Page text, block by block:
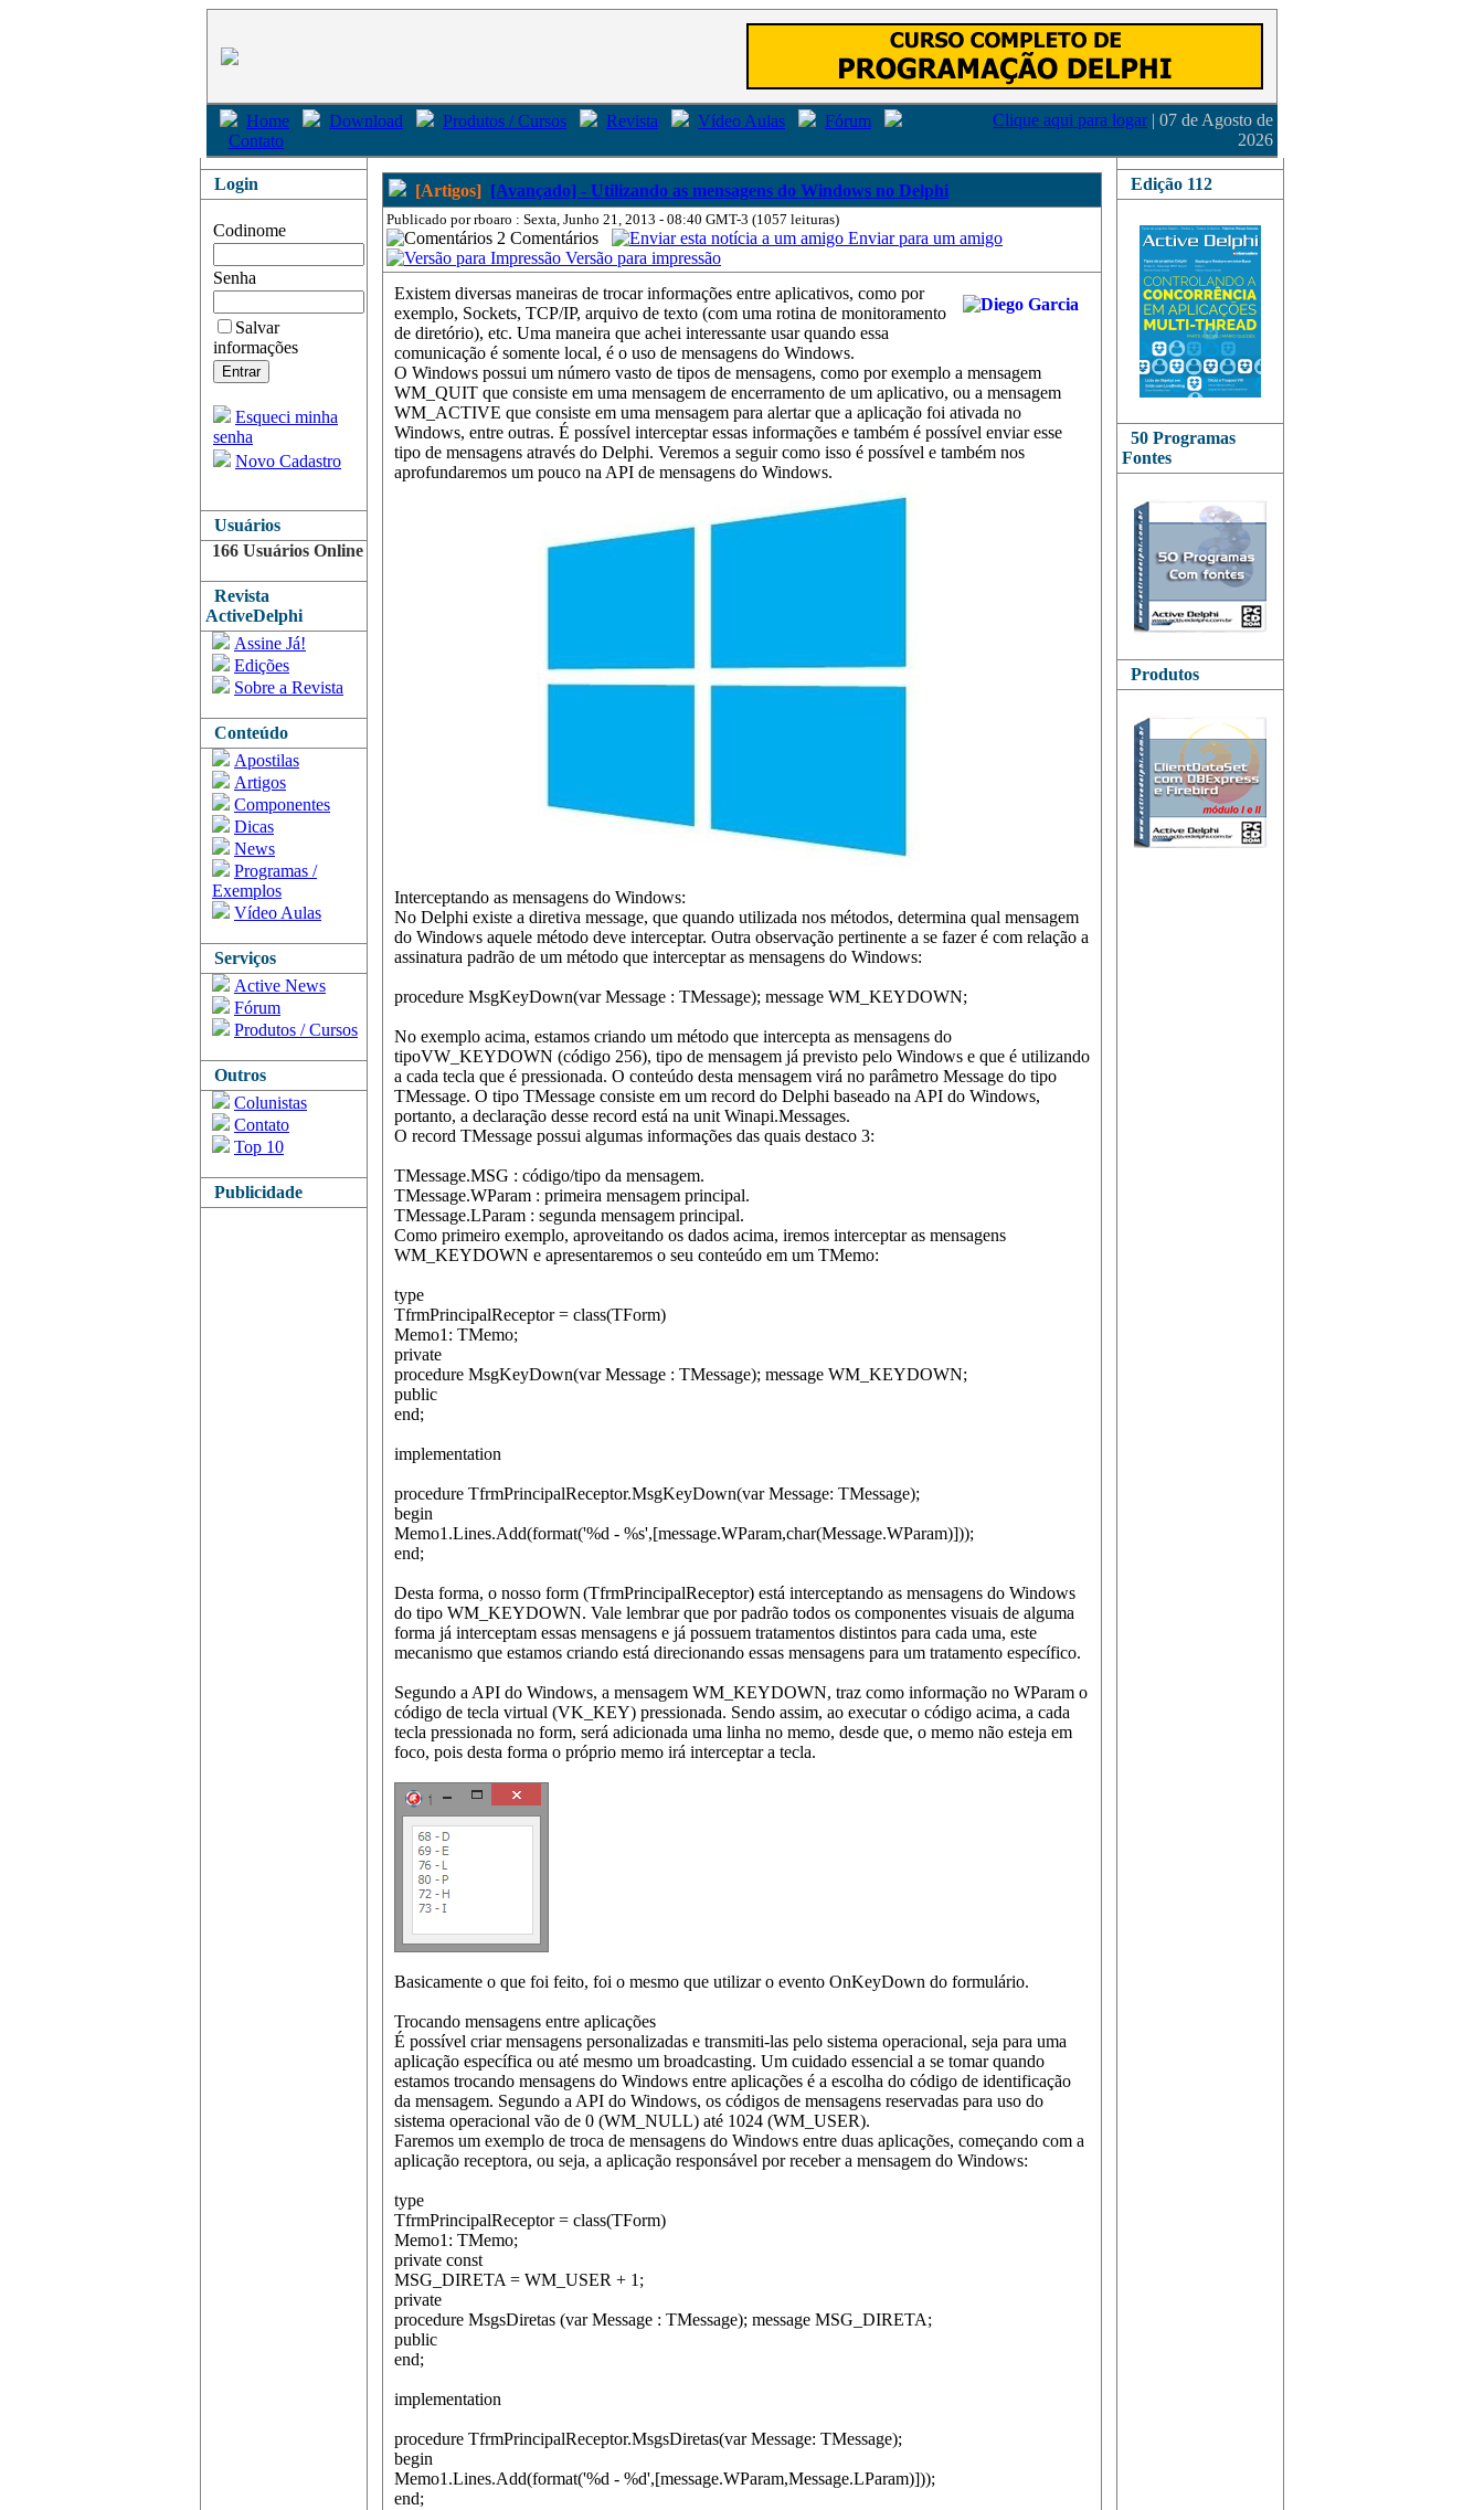
Home Download Produtos / Cursos Revista Vídeo Aulas
Fórum
Contato
Clique aqui para logar | 07 de Agosto de
2026
Login
Codinome
Senha
Salvar
informações
Esqueci minha
senha
Novo Cadastro
Usuários
166 Usuários Online
Revista
ActiveDelphi
Assine Já!
Edições
Sobre a Revista
Conteúdo
Apostilas
Artigos
Componentes
Dicas
News
Programas /
Exemplos
Vídeo Aulas
Serviços
Active News
Fórum
Produtos / Cursos
Outros
Colunistas
Contato
Top 10
Publicidade
[Artigos] [Avançado] - Utilizando as mensagens do Windows no Delphi
Publicado por rboaro : Sexta, Junho 21, 2013 - 08:40 GMT-3 (1057 leituras)
2 Comentários
Enviar para um amigo
Versão para impressão
Existem diversas maneiras de trocar informações entre aplicativos, como por
exemplo, Sockets, TCP/IP, arquivo de texto (com uma rotina de monitoramento
de diretório), etc. Uma maneira que achei interessante usar quando essa
comunicação é somente local, é o uso de mensagens do Windows.
O Windows possui um número vasto de tipos de mensagens, como por exemplo a mensagem
WM_QUIT que consiste em uma mensagem de encerramento de um aplicativo, ou a mensagem
WM_ACTIVE que consiste em uma mensagem para alertar que a aplicação foi ativada no
Windows, entre outras. É possível interceptar essas informações e também é possível enviar esse
tipo de mensagens através do Delphi. Veremos a seguir como isso é possível e também nos
aprofundaremos um pouco na API de mensagens do Windows.
Interceptando as mensagens do Windows:
No Delphi existe a diretiva message, que quando utilizada nos métodos, determina qual mensagem
do Windows aquele método deve interceptar. Outra observação pertinente a se fazer é com relação a
assinatura padrão de um método que interceptar as mensagens do Windows:
procedure MsgKeyDown(var Message : TMessage); message WM_KEYDOWN;
No exemplo acima, estamos criando um método que intercepta as mensagens do
tipoVW_KEYDOWN (código 256), tipo de mensagem já previsto pelo Windows e que é utilizando
a cada tecla que é pressionada. O conteúdo desta mensagem virá no parâmetro Message do tipo
TMessage. O tipo TMessage consiste em um record do Delphi baseado na API do Windows,
portanto, a declaração desse record está na unit Winapi.Messages.
O record TMessage possui algumas informações das quais destaco 3:
TMessage.MSG : código/tipo da mensagem.
TMessage.WParam : primeira mensagem principal.
TMessage.LParam : segunda mensagem principal.
Como primeiro exemplo, aproveitando os dados acima, iremos interceptar as mensagens
WM_KEYDOWN e apresentaremos o seu conteúdo em um TMemo:
type
TfrmPrincipalReceptor = class(TForm)
Memo1: TMemo;
private
procedure MsgKeyDown(var Message : TMessage); message WM_KEYDOWN;
public
end;
implementation
procedure TfrmPrincipalReceptor.MsgKeyDown(var Message: TMessage);
begin
Memo1.Lines.Add(format('%d - %s',[message.WParam,char(Message.WParam)]));
end;
Desta forma, o nosso form (TfrmPrincipalReceptor) está interceptando as mensagens do Windows
do tipo WM_KEYDOWN. Vale lembrar que por padrão todos os componentes visuais de alguma
forma já interceptam essas mensagens e já possuem tratamentos distintos para cada uma, este
mecanismo que estamos criando está direcionando essas mensagens para um tratamento específico.
Segundo a API do Windows, a mensagem WM_KEYDOWN, traz como informação no WParam o
código de tecla virtual (VK_KEY) pressionada. Sendo assim, ao executar o código acima, a cada
tecla pressionada no form, será adicionada uma linha no memo, desde que, o memo não esteja em
foco, pois desta forma o próprio memo irá interceptar a tecla.
Basicamente o que foi feito, foi o mesmo que utilizar o evento OnKeyDown do formulário.
Trocando mensagens entre aplicações
É possível criar mensagens personalizadas e transmiti-las pelo sistema operacional, seja para uma
aplicação específica ou até mesmo um broadcasting. Um cuidado essencial a se tomar quando
estamos trocando mensagens do Windows entre aplicações é a escolha do código de identificação
da mensagem. Segundo a API do Windows, os códigos de mensagens reservadas para uso do
sistema operacional vão de 0 (WM_NULL) até 1024 (WM_USER).
Faremos um exemplo de troca de mensagens do Windows entre duas aplicações, começando com a
aplicação receptora, ou seja, a aplicação responsável por receber a mensagem do Windows:
type
TfrmPrincipalReceptor = class(TForm)
Memo1: TMemo;
private const
MSG_DIRETA = WM_USER + 1;
private
procedure MsgsDiretas (var Message : TMessage); message MSG_DIRETA;
public
end;
implementation
procedure TfrmPrincipalReceptor.MsgsDiretas(var Message: TMessage);
begin
Memo1.Lines.Add(format('%d - %d',[message.WParam,Message.LParam)]));
end;
Edição 112
50 Programas
Fontes
Produtos